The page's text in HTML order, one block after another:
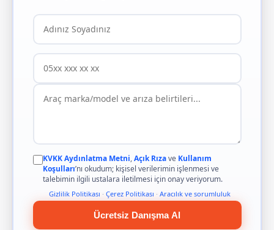
KVKK Aydınlatma Metni,Açık Rızave Kullanım
Koşulları’nı okudum; kişisel verilerimin işlenmesi ve
talebimin ilgili ustalara iletilmesi için onay veriyorum.
Gizlilik Politikası · Çerez Politikası · Aracılık ve sorumluluk
Ücretsiz Danışma Al